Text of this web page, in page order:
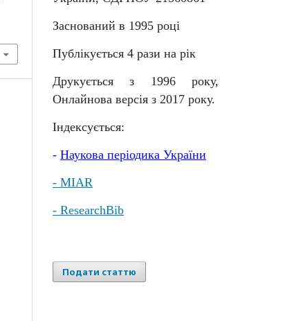
Заснований в 1995 році
Публікується 4 рази на рік
Друкується з 1996 року,
Онлайнова версія з 2017 року.
Індексується:
- Наукова періодика України
- MIAR
- ResearchBib
Подати статтю